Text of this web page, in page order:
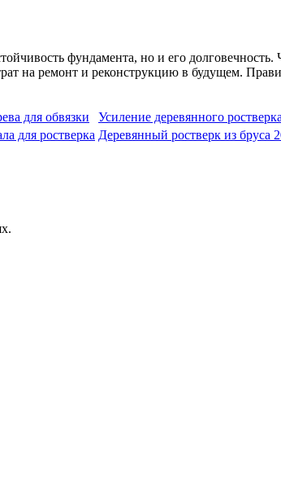
фундамента, но и его долговечность.
на ремонт и реконструкцию в будущем.
для обвязки Усиление деревянного ростверка
для ростверка Деревянный ростверк из бруса